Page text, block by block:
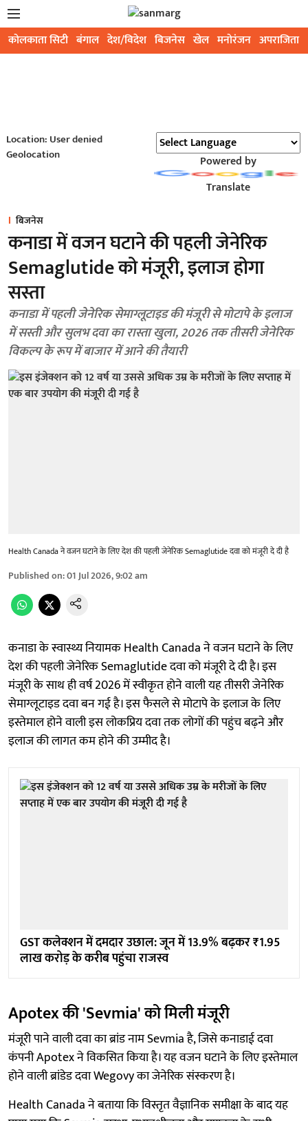
कोलकाता सिटी बंगाल देश/विदेश बिजनेस खेल मनोरंजन अपराजिता
Location: User denied
Geolocation
Powered by
Translate
बिजनेस
कनाडा में वजन घटाने की पहली जेनेरिक
Semaglutide को मंजूरी, इलाज होगा
सस्ता
कनाडा में पहली जेनेरिक सेमाग्लूटाइड की मंजूरी से मोटापे के इलाज
में सस्ती और सुलभ दवा का रास्ता खुला, 2026 तक तीसरी जेनेरिक
विकल्प के रूप में बाजार में आने की तैयारी
Health Canada ने वजन घटाने के लिए देश की पहली जेनेरिक Semaglutide दवा को मंजूरी दे दी है
Published on:01 Jul 2026, 9:02 am
कनाडा के स्वास्थ्य नियामक Health Canada ने वजन घटाने के लिए
देश की पहली जेनेरिक Semaglutide दवा को मंजूरी दे दी है। इस
मंजूरी के साथ ही वर्ष 2026 में स्वीकृत होने वाली यह तीसरी जेनेरिक
सेमाग्लूटाइड दवा बन गई है। इस फैसले से मोटापे के इलाज के लिए
इस्तेमाल होने वाली इस लोकप्रिय दवा तक लोगों की पहुंच बढ़ने और
इलाज की लागत कम होने की उम्मीद है।
GST कलेक्शन में दमदार उछाल: जून में 13.9% बढ़कर ₹1.95
लाख करोड़ के करीब पहुंचा राजस्व
Apotex की 'Sevmia' को मिली मंजूरी
मंजूरी पाने वाली दवा का ब्रांड नाम Sevmia है, जिसे कनाडाई दवा
कंपनी Apotex ने विकसित किया है। यह वजन घटाने के लिए इस्तेमाल
होने वाली ब्रांडेड दवा Wegovy का जेनेरिक संस्करण है।
Health Canada ने बताया कि विस्तृत वैज्ञानिक समीक्षा के बाद यह